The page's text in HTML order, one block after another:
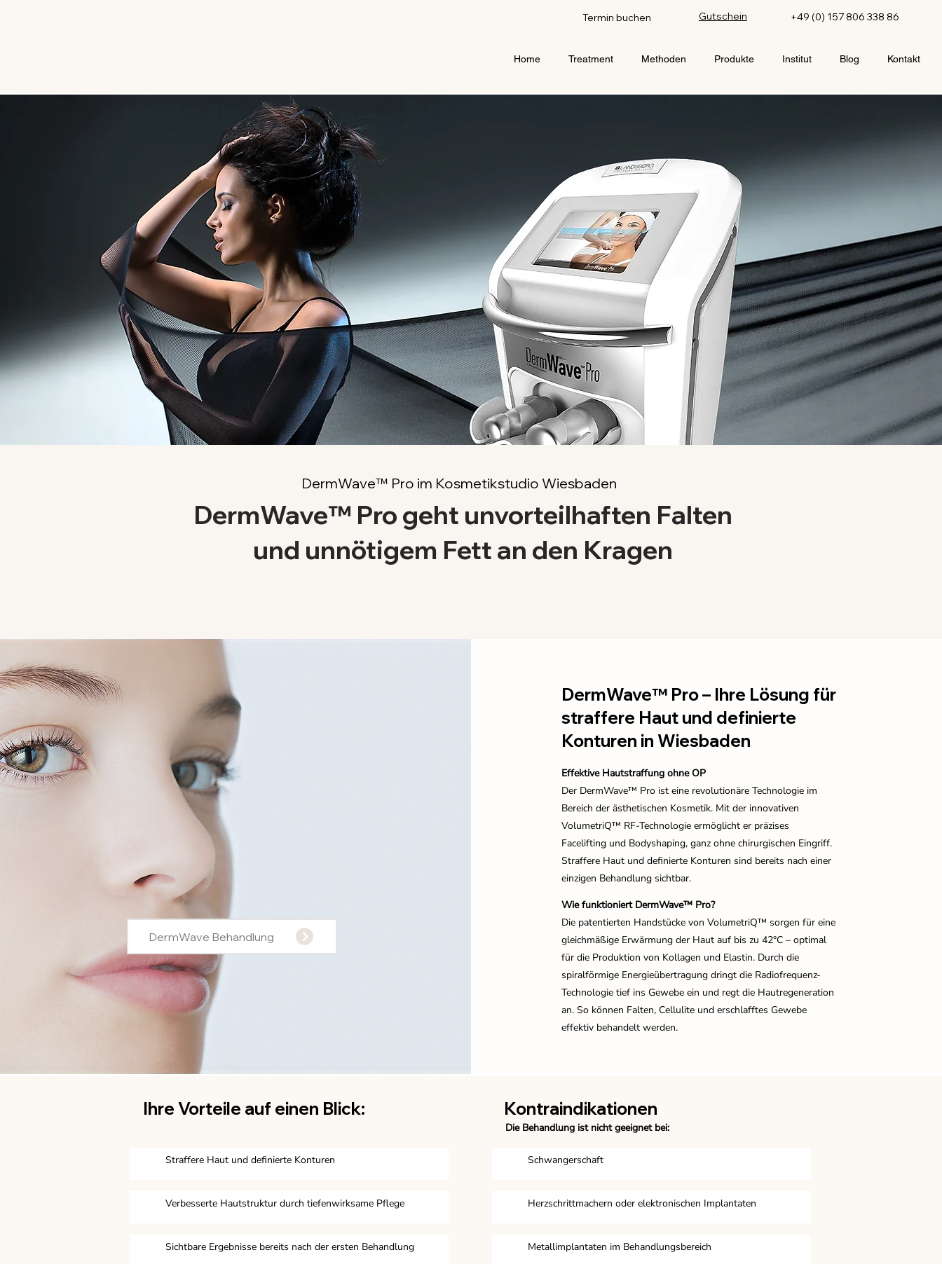
Termin buchen Gutschein +49 (0) 157 806 338 86
Home Treatment Methoden Produkte Institut Blog Kontakt
DermWave™ Pro im Kosmetikstudio Wiesbaden
DermWave™ Pro geht unvorteilhaften Falten
und unnötigem Fett an den Kragen
DermWave Behandlung
DermWave™ Pro – Ihre Lösung für
straffere Haut und definierte
Konturen in Wiesbaden
Effektive Hautstraffung ohne OP
Der DermWave™ Pro ist eine revolutionäre Technologie im
Bereich der ästhetischen Kosmetik. Mit der innovativen
VolumetriQ™ RF-Technologie ermöglicht er präzises
Facelifting und Bodyshaping, ganz ohne chirurgischen Eingriff.
Straffere Haut und definierte Konturen sind bereits nach einer
einzigen Behandlung sichtbar.
Wie funktioniert DermWave™ Pro?
Die patentierten Handstücke von VolumetriQ™ sorgen für eine
gleichmäßige Erwärmung der Haut auf bis zu 42°C – optimal
für die Produktion von Kollagen und Elastin. Durch die
spiralförmige Energieübertragung dringt die Radiofrequenz-
Technologie tief ins Gewebe ein und regt die Hautregeneration
an. So können Falten, Cellulite und erschlafftes Gewebe
effektiv behandelt werden.
Ihre Vorteile auf einen Blick:
Straffere Haut und definierte Konturen
Verbesserte Hautstruktur durch tiefenwirksame Pflege
Sichtbare Ergebnisse bereits nach der ersten Behandlung
Kontraindikationen
Die Behandlung ist nicht geeignet bei:
Schwangerschaft
Herzschrittmachern oder elektronischen Implantaten
Metallimplantaten im Behandlungsbereich